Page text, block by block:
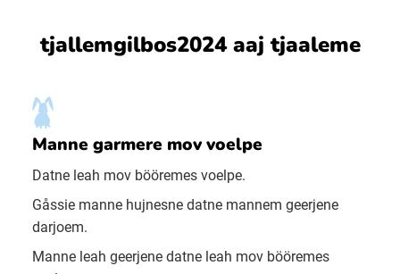
tjallemgilbos2024 aaj tjaaleme
Manne garmere mov voelpe
Datne leah mov bööremes voelpe.
Gåssie manne hujnesne datne mannem geerjene
darjoem.
Manne leah geerjene datne leah mov bööremes